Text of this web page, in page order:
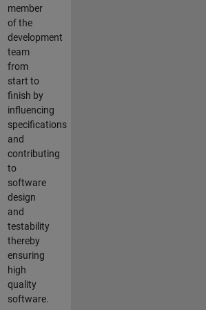
member
of the
development
team
from
start to
finish by
influencing
specifications
and
contributing
to
software
design
and
testability
thereby
ensuring
high
quality
software.